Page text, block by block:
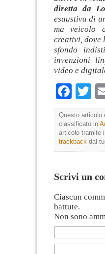
diretta da
esaustiva di
ma veicolo
creativi, dove
sfondo
invenzioni
video e
Questo articolo
classificato in
articolo tramite
trackback dal
Scrivi un
Ciascun
battute.
Non sono